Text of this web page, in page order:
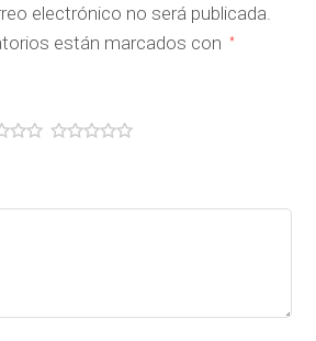
electrónico no será publicada.
están marcados con
*